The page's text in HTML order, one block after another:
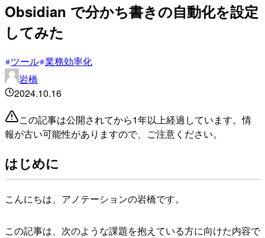
Obsidian で分かち書きの自動化を設定
してみた
ツール 業務効率化
岩橋
2024.10.16
この記事は公開されてから1年以上経過しています。情
報が古い可能性がありますので、ご注意ください。
はじめに
こんにちは、アノテーションの岩橋です。
この記事は、次のような課題を抱えている方に向けた内容で